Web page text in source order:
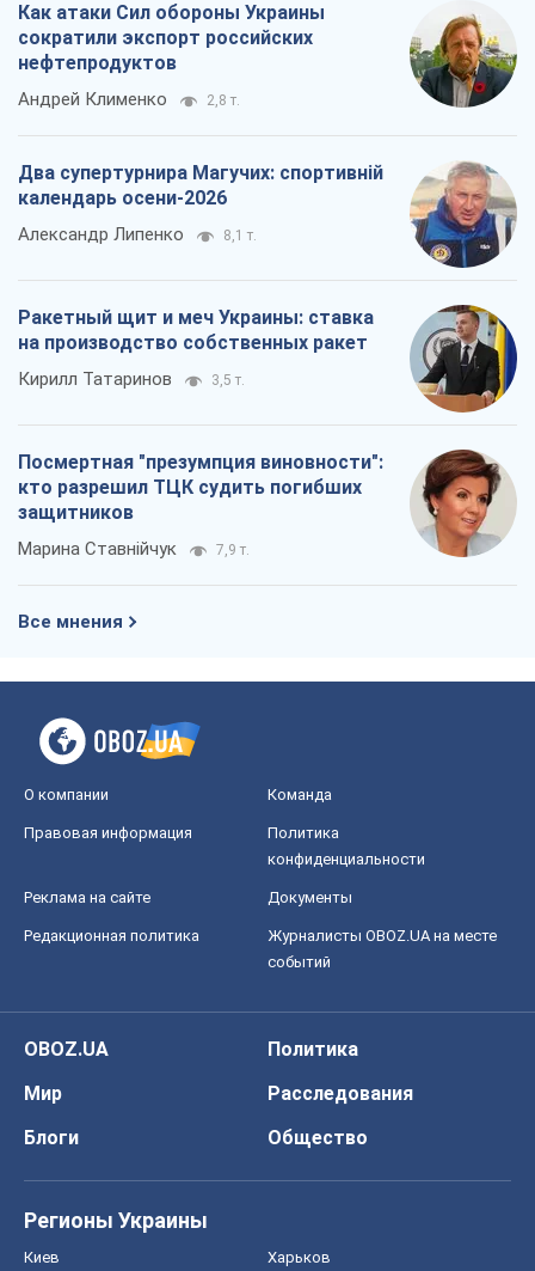
Как атаки Сил обороны Украины
сократили экспорт российских
нефтепродуктов
Андрей Клименко 2,8 т.
Два супертурнира Магучих: спортивній
календарь осени-2026
Александр Липенко 8,1 т.
Ракетный щит и меч Украины: ставка
на производство собственных ракет
Кирилл Татаринов 3,5 т.
Посмертная "презумпция виновности":
кто разрешил ТЦК судить погибших
защитников
Марина Ставнійчук 7,9 т.
Все мнения
О компании Команда
Правовая информация
Политика
конфиденциальности
Реклама на сайте Документы
Редакционная политика
Журналисты OBOZ.UA на месте
событий
OBOZ.UA
Политика
Мир
Расследования
Блоги
Общество
Регионы Украины
Киев Харьков